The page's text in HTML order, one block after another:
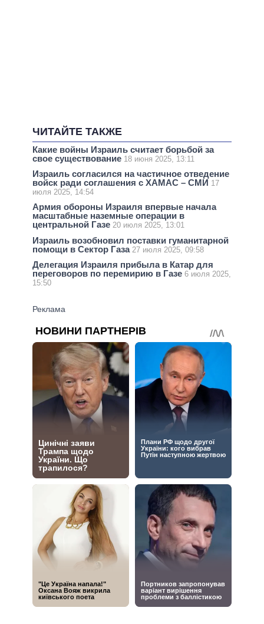
ЧИТАЙТЕ ТАКЖЕ
Какие войны Израиль считает борьбой за
свое существование 18 июня 2025, 13:11
Израиль согласился на частичное отведение
войск ради соглашения с ХАМАС – СМИ 17
июля 2025, 14:54
Армия обороны Израиля впервые начала
масштабные наземные операции в
центральной Газе 20 июля 2025, 13:01
Израиль возобновил поставки гуманитарной
помощи в Сектор Газа 27 июля 2025, 09:58
Делегация Израиля прибыла в Катар для
переговоров по перемирию в Газе 6 июля 2025,
15:50